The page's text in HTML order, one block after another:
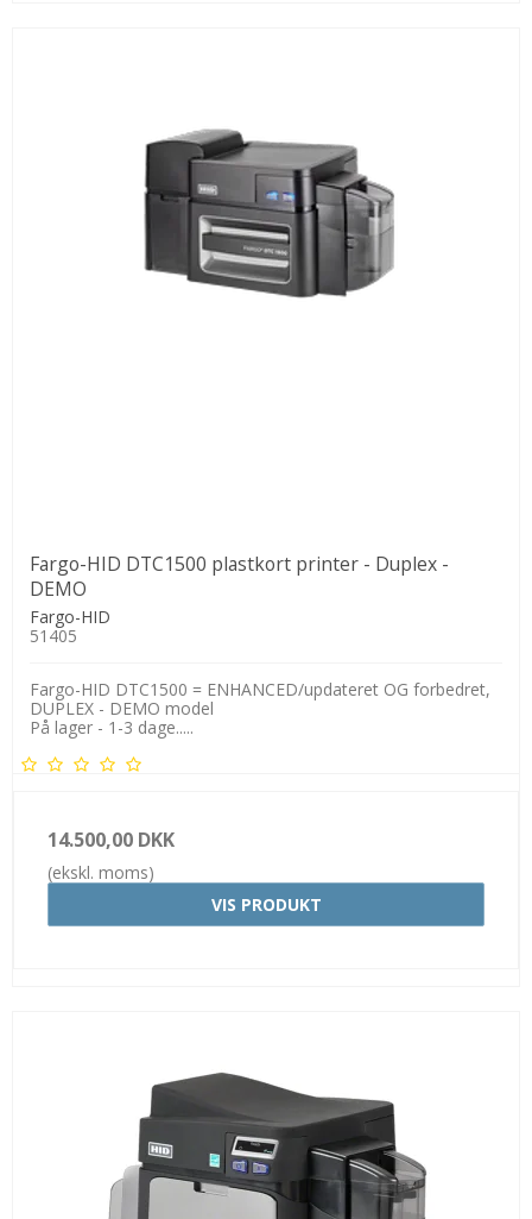
Fargo-HID DTC1500 plastkort printer - Duplex -
DEMO
Fargo-HID
51405
Fargo-HID DTC1500 = ENHANCED/updateret OG forbedret,
DUPLEX - DEMO model
På lager - 1-3 dage.....
14.500,00 DKK
(ekskl. moms)
VIS PRODUKT